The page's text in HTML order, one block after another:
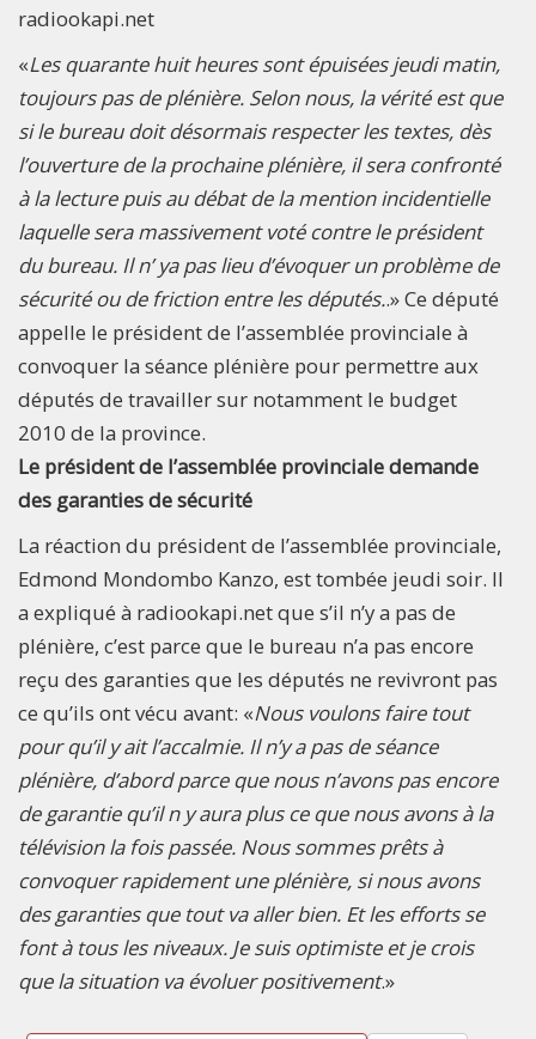
radiookapi.net
«Les quarante huit heures sont épuisées jeudi matin,
toujours pas de plénière. Selon nous, la vérité est que
si le bureau doit désormais respecter les textes, dès
l’ouverture de la prochaine plénière, il sera confronté
à la lecture puis au débat de la mention incidentielle
laquelle sera massivement voté contre le président
du bureau. Il n’ ya pas lieu d’évoquer un problème de
sécurité ou de friction entre les députés..» Ce député
appelle le président de l’assemblée provinciale à
convoquer la séance plénière pour permettre aux
députés de travailler sur notamment le budget
2010 de la province.
Le président de l’assemblée provinciale demande
des garanties de sécurité
La réaction du président de l’assemblée provinciale,
Edmond Mondombo Kanzo, est tombée jeudi soir. Il
a expliqué à radiookapi.net que s’il n’y a pas de
plénière, c’est parce que le bureau n’a pas encore
reçu des garanties que les députés ne revivront pas
ce qu’ils ont vécu avant: «Nous voulons faire tout
pour qu’il y ait l’accalmie. Il n’y a pas de séance
plénière, d’abord parce que nous n’avons pas encore
de garantie qu’il n y aura plus ce que nous avons à la
télévision la fois passée. Nous sommes prêts à
convoquer rapidement une plénière, si nous avons
des garanties que tout va aller bien. Et les efforts se
font à tous les niveaux. Je suis optimiste et je crois
que la situation va évoluer positivement.»